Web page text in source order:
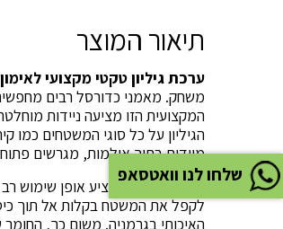
שלחו לנו וואטסאפ
תיאור המוצר
ערכת גיליון טקטי מקצועי
משחק. מאמני כדורסל רבים
המקצועית הזו מציעה ניידות
הגיליון על כל סוגי המשטחים כמו
מיידית בתוך אולמות, מגרשים
הגיליון המיוחד מציע אופן שימוש
לקפל את המשטח בקלות אל תוך
האיכותי בגרמניה. משום כך, החומר